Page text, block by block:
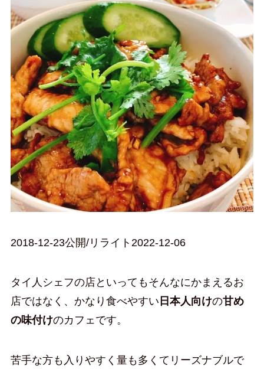
2018-12-23公開/リライト2022-12-06
タイ人シェフの店といってもそんなにかまえるお
店ではなく、かなり食べやすい 日本人向けの甘め
の味付けのカフェです。
苦手な方も入りやすく量も多くてリーズナブルで